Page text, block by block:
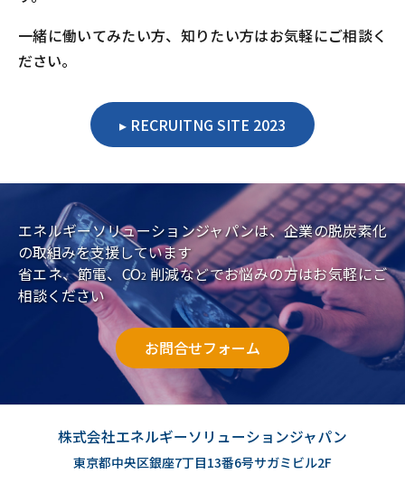
一緒に働いてみたい方、知りたい方はお気軽にご相談く
ださい。
RECRUITNG SITE 2023
エネルギーソリューションジャパンは、企業の脱炭素化
の取組みを支援しています
省エネ、節電、CO2 削減などでお悩みの方はお気軽にご
相談ください
お問合せフォーム
株式会社エネルギーソリューションジャパン
東京都中央区銀座7丁目13番6号サガミビル2F